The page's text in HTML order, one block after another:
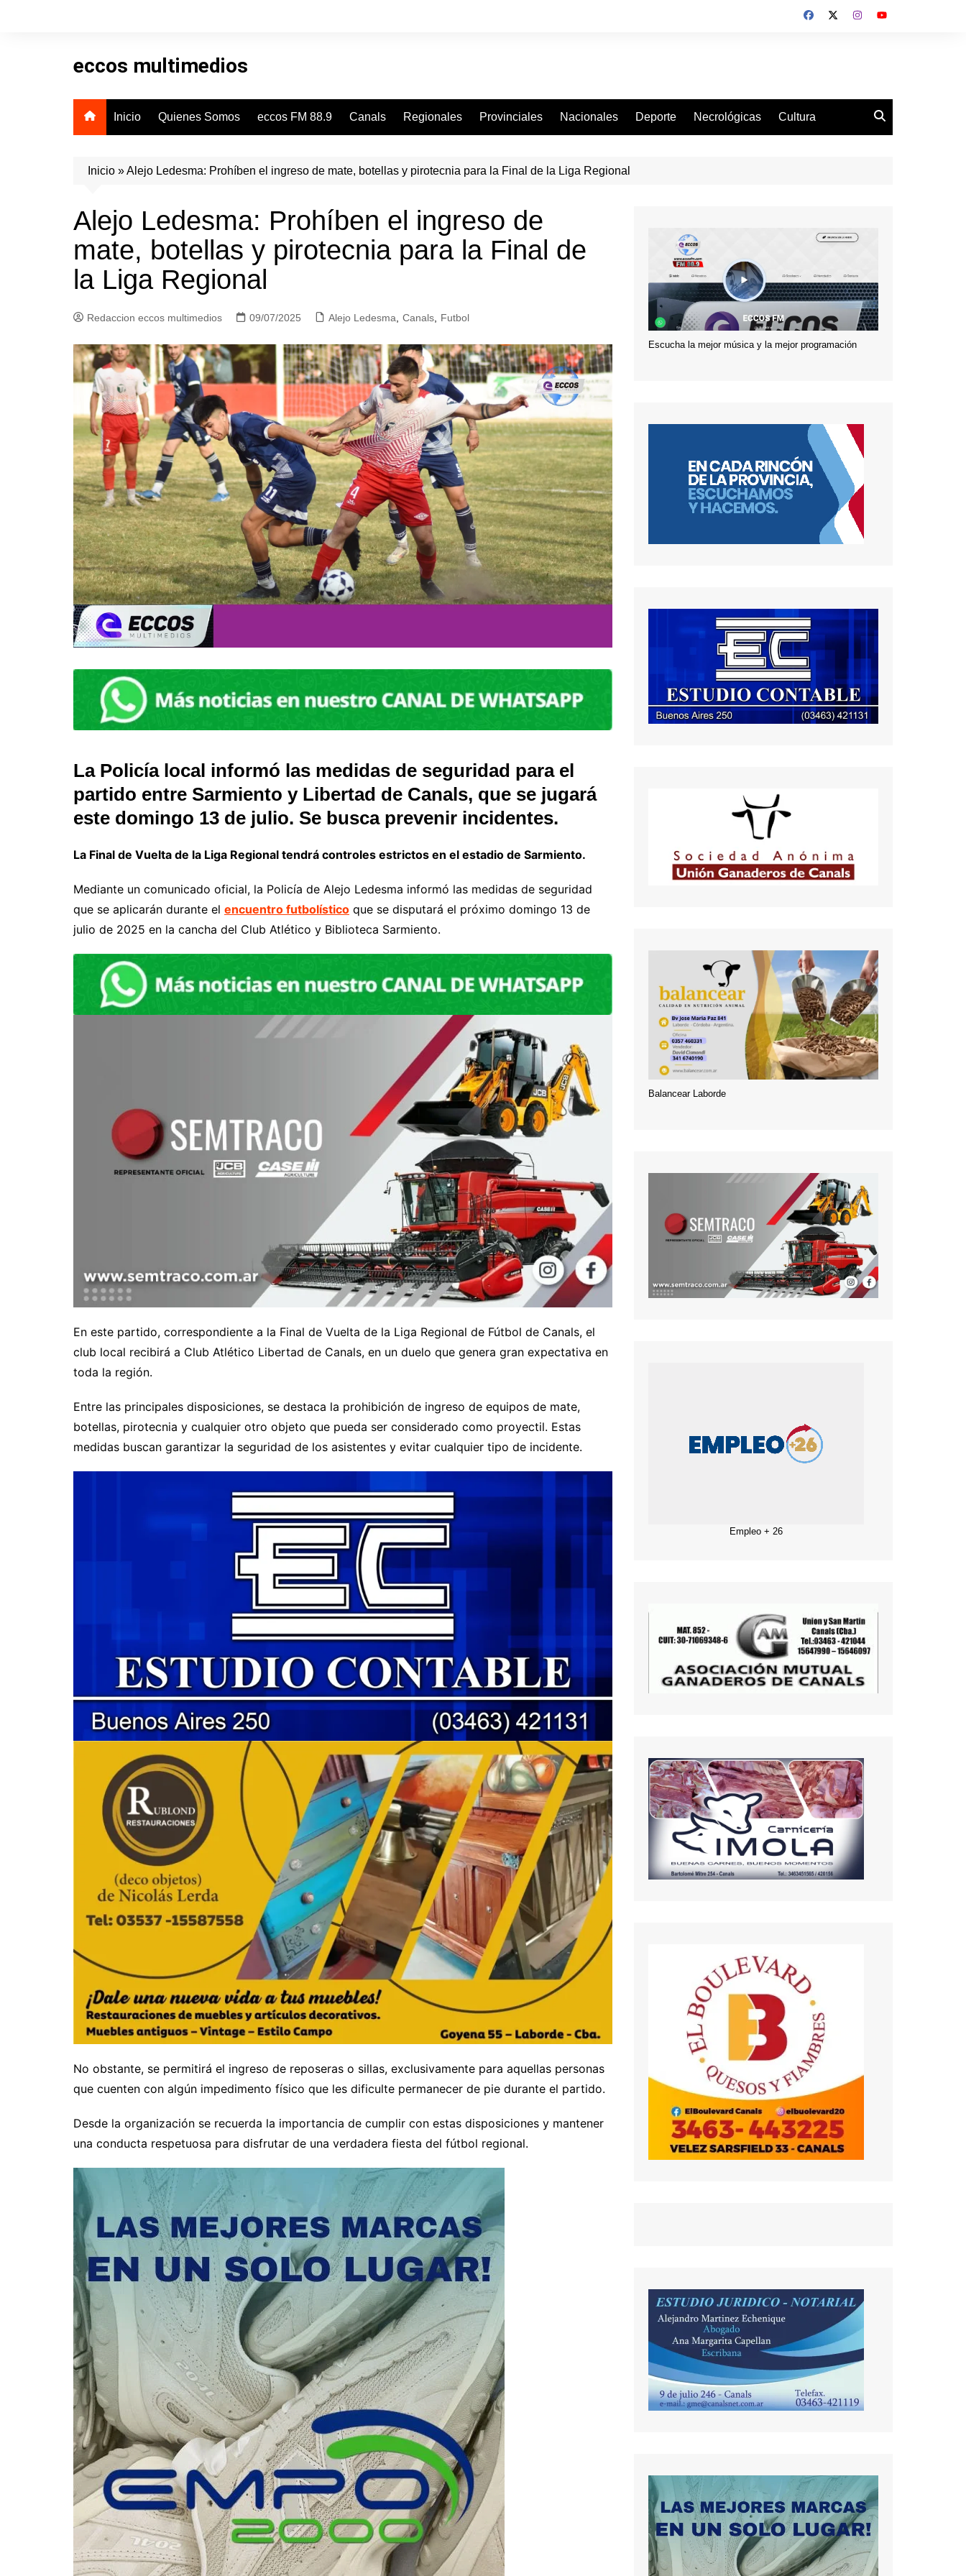
eccos multimedios
Inicio Quienes Somos eccos FM 88.9 Canals Regionales Provinciales Nacionales Deporte Necrológicas Cultura
Inicio »Alejo Ledesma: Prohíben el ingreso de mate, botellas y pirotecnia para la Final de la Liga Regional
Alejo Ledesma: Prohíben el ingreso de
mate, botellas y pirotecnia para la Final de
la Liga Regional
Redaccion eccos multimedios 09/07/2025 Alejo Ledesma Canals Futbol
La Policía local informó las medidas de seguridad para el
partido entre Sarmiento y Libertad de Canals, que se jugará
este domingo 13 de julio. Se busca prevenir incidentes.
La Final de Vuelta de la Liga Regional tendrá controles estrictos en el estadio de Sarmiento.
Mediante un comunicado oficial, la Policía de Alejo Ledesma informó las medidas de seguridad
que se aplicarán durante el encuentro futbolístico que se disputará el próximo domingo 13 de
julio de 2025 en la cancha del Club Atlético y Biblioteca Sarmiento.
En este partido, correspondiente a la Final de Vuelta de la Liga Regional de Fútbol de Canals, el
club local recibirá a Club Atlético Libertad de Canals, en un duelo que genera gran expectativa en
toda la región.
Entre las principales disposiciones, se destaca la prohibición de ingreso de equipos de mate,
botellas, pirotecnia y cualquier otro objeto que pueda ser considerado como proyectil. Estas
medidas buscan garantizar la seguridad de los asistentes y evitar cualquier tipo de incidente.
No obstante, se permitirá el ingreso de reposeras o sillas, exclusivamente para aquellas personas
que cuenten con algún impedimento físico que les dificulte permanecer de pie durante el partido.
Desde la organización se recuerda la importancia de cumplir con estas disposiciones y mantener
una conducta respetuosa para disfrutar de una verdadera fiesta del fútbol regional.
Escucha la mejor música y la mejor programación
Balancear Laborde
Empleo + 26